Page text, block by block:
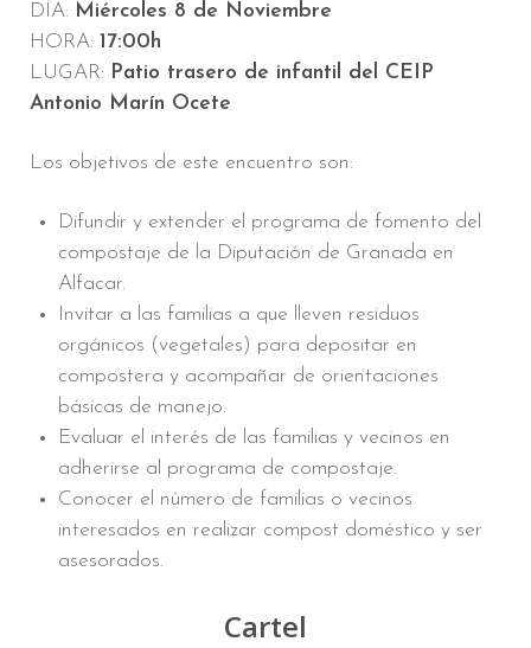
DÍA: Miércoles 8 de Noviembre
HORA: 17:00h
LUGAR: Patio trasero de infantil del CEIP
Antonio Marín Ocete
Los objetivos de este encuentro son:
Difundir y extender el programa de fomento del
compostaje de la Diputación de Granada en
Alfacar.
Invitar a las familias a que lleven residuos
orgánicos (vegetales) para depositar en
compostera y acompañar de orientaciones
básicas de manejo.
Evaluar el interés de las familias y vecinos en
adherirse al programa de compostaje.
Conocer el número de familias o vecinos
interesados en realizar compost doméstico y ser
asesorados.
Cartel